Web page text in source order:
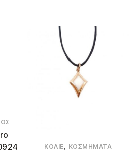
ΚΟΛΙΈ, ΚΟΣΜΉΜΑΤΑ